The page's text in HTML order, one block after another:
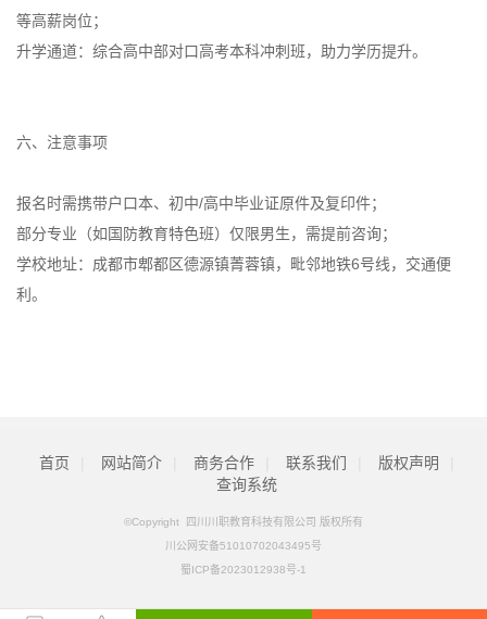
等高薪岗位；
升学通道：综合高中部对口高考本科冲刺班，助力学历提升。
六、注意事项
报名时需携带户口本、初中/高中毕业证原件及复印件；
部分专业（如国防教育特色班）仅限男生，需提前咨询；
学校地址：成都市郫都区德源镇菁蓉镇，毗邻地铁6号线，交通便
利。
首页 网站简介 商务合作 联系我们 版权声明
查询系统
©Copyright 四川川职教育科技有限公司 版权所有
川公网安备51010702043495号
蜀ICP备2023012938号-1